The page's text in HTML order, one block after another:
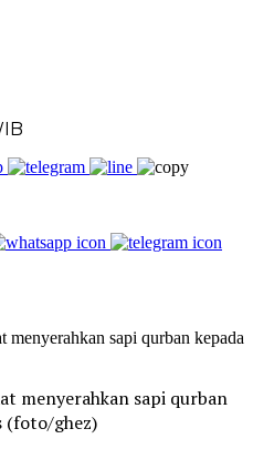
menyerahkan sapi qurban
(foto/ghez)